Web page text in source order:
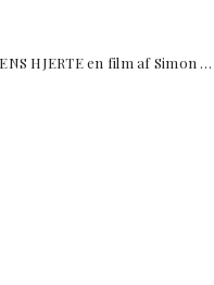
HJERTE en film af Simon …